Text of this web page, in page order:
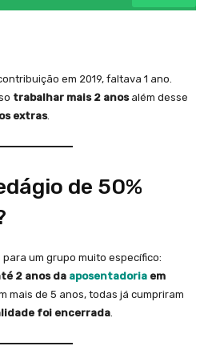
em 2019, faltava 1 ano.
trabalhar mais 2 anosalém desse
extras.
de 50%
um grupo muito específico:
2 anos da aposentadoria em
mais de 5 anos, todas já cumpriram
foi encerrada.